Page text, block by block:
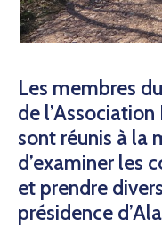
Les membres
de
sont réunis à la
d’examiner les
et prendre
présidence